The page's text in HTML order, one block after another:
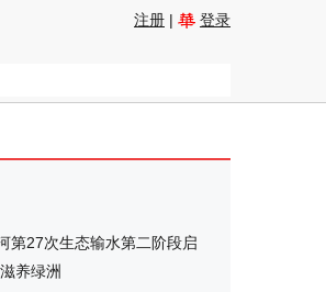
注册 | 登录
第27次生态输水第二阶段启
养绿洲